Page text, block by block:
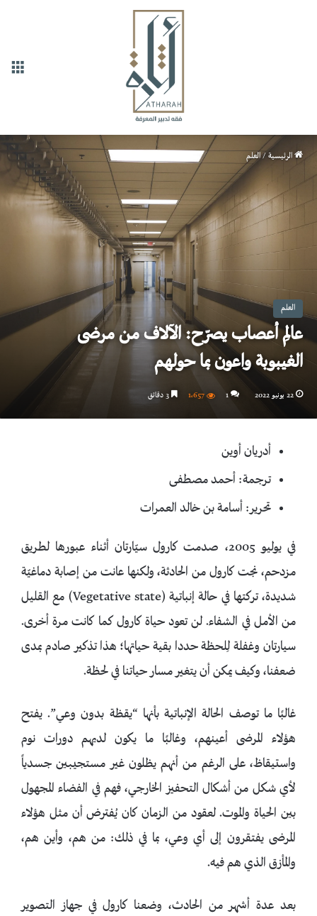
الرئيسية / العلم
العلم
عالِم أعصاب يصرّح: الآلاف من مرضى
الغيبوبة واعون بما حولهم
22 يونيو 2022 1 1٬657
أدريان أوين
ترجمة: أحمد مصطفى
تحرير: أسامة بن خالد العمرات
في يوليو 2005، صدمت كارول سيّارتان أثناء عبورها لطريق
مزدحم، نجت كارول من الحادثة، ولكنها عانت من إصابة دماغيّة
شديدة، تركتها في حالة إنباتية (Vegetative state) مع القليل
من الأمل في الشفاء. لن تعود حياة كارول كما كانت مرة أخرى.
سيارتان وغفلة لِلحظة حددا بقية حياتها؛ هذا تذكير صادم بمدى
ضعفنا، وكيف يمكن أن يتغير مسار حياتنا في لحظة.
غالبًا ما توصف الحالة الإنباتية بأنها “يقظة بدون وعي”. يفتح
هؤلاء المرضى أعينهم، وغالبًا ما يكون لديهم دورات نوم
واستيقاظ، على الرغم من أنهم يظلون غير مستجيبين جسدياً
لأي شكل من أشكال التحفيز الخارجي، فهم في الفضاء المجهول
بين الحياة والموت. لعقود من الزمان كان يُفترض أن مثل هؤلاء
المرضى يفتقرون إلى أي وعي، بما في ذلك: من هم، وأين هم،
والمأزق الذي هم فيه.
بعد عدة أشهر من الحادث، وضعنا كارول في جهاز التصوير